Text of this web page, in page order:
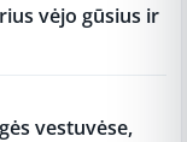
vėjo gūsius ir
vestuvėse,